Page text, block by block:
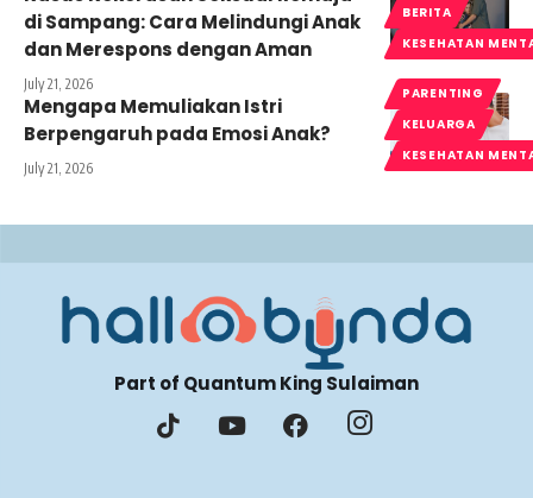
BERITA
KESEHATAN
di Sampang: Cara Melindungi Anak
dan Merespons dengan Aman
July 21, 2026
PARENTING
KELUARGA
KESEHATAN
Mengapa Memuliakan Istri
Berpengaruh pada Emosi Anak?
July 21, 2026
Part of Quantum King Sulaiman